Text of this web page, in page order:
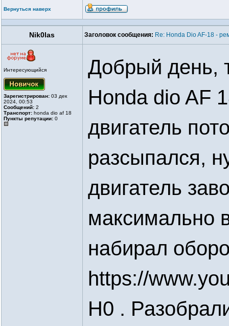
Вернуться наверх
Nik0las Заголовок сообщения: Re: Honda Dio AF-18 -
Интересующийся
Зарегистрирован: 03 дек
2024, 00:53
Сообщений: 2
Транспорт: honda dio af 18
Пункты репутации: 0
Добрый день,
Honda dio AF
двигатель
разсыпался,
двигатель
максимально
набирал
https://
H0 .